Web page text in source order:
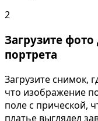
2
Загрузите
портрета
Загрузите снимок,
что изображение
поле с прической,
платье выглядел